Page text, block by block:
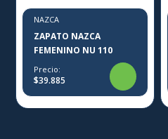
NAZCA
ZAPATO NAZCA
FEMENINO NU 110
Precio:
$39.885